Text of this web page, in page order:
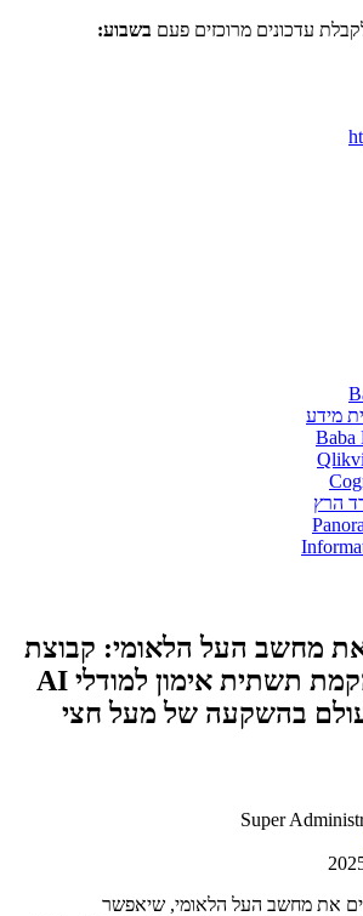
עדכונים מרוכזים פעם בשבוע:
מידע
Baba
הרץ
מחשב העל הלאומי: קבוצת
נביוס נבחרה להקמת תשתית אימון למודלי AI
בהשקעה של מעל חצי
Super
את מחשב העל הלאומי, שיאפשר